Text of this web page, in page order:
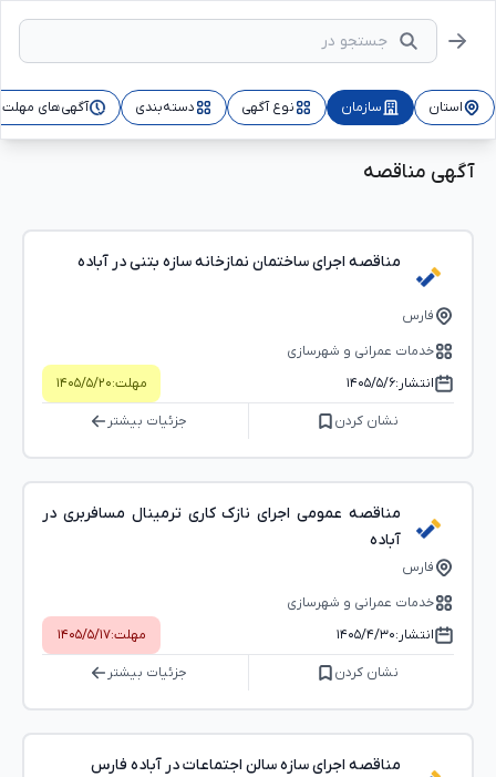
استان سازمان نوع آگهی دسته‌بندی آگهی‌های
آگهی مناقصه
مناقصه اجرای ساختمان نمازخانه سازه بتنی در آباده
فارس
خدمات عمرانی و شهرسازی
انتشار:۱۴۰۵/۵/۶ مهلت:۱۴۰۵/۵/۲۰
نشان کردن جزئیات بیشتر
مناقصه عمومی اجرای نازک کاری ترمینال مسافربری در
آباده
فارس
خدمات عمرانی و شهرسازی
انتشار:۱۴۰۵/۴/۳۰ مهلت:۱۴۰۵/۵/۱۷
نشان کردن جزئیات بیشتر
مناقصه اجرای سازه سالن اجتماعات در آباده فارس